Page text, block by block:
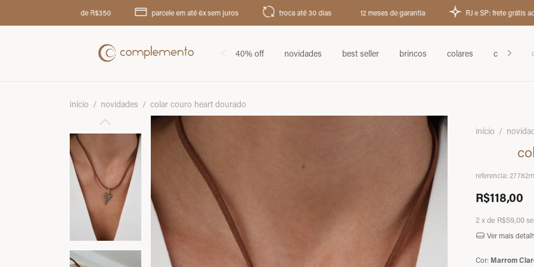
parcele em até 6x sem juros troca até 30 dias 12 meses de garantia RJ e SP: frete grátis acima de R$
40% off novidades best seller brincos colares chokers
início / novidades / colar couro heart dourado
início /
referencia:
R$118,00
2 x de R$59,00
Ver mais
Cor: Marrom